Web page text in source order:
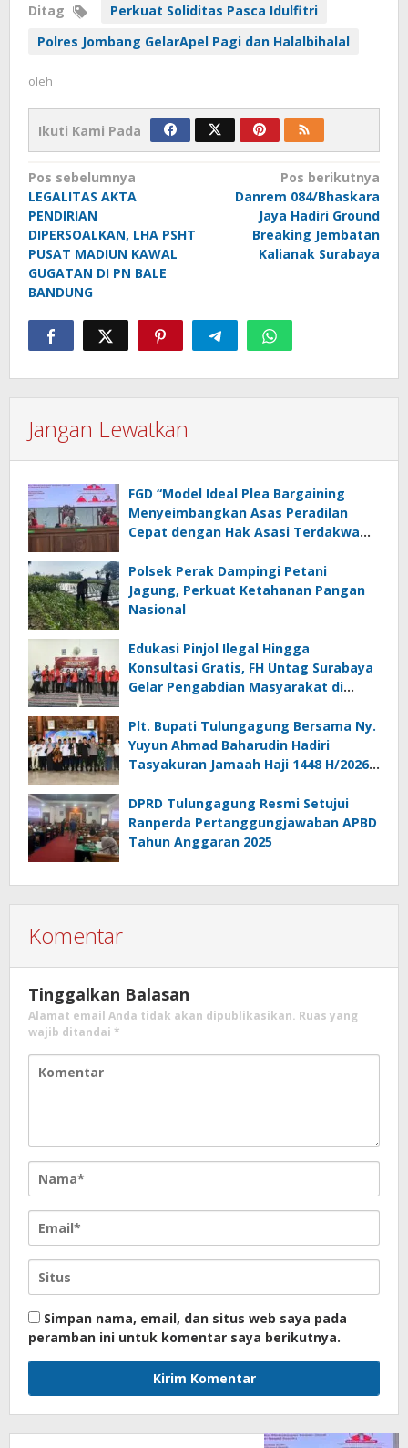
Ditag
Perkuat Soliditas Pasca Idulfitri
Polres Jombang GelarApel Pagi dan Halalbihalal
oleh
Ikuti Kami Pada
Navigasi
pos
Pos sebelumnya
​LEGALITAS AKTA
PENDIRIAN
DIPERSOALKAN, LHA PSHT
PUSAT MADIUN KAWAL
GUGATAN DI PN BALE
BANDUNG
Pos berikutnya
Danrem 084/Bhaskara
Jaya Hadiri Ground
Breaking Jembatan
Kalianak Surabaya
Jangan Lewatkan
FGD “Model Ideal Plea Bargaining
Menyeimbangkan Asas Peradilan
Cepat dengan Hak Asasi Terdakwa
Polsek Perak Dampingi Petani
Jagung, Perkuat Ketahanan Pangan
Nasional
Edukasi Pinjol Ilegal Hingga
Konsultasi Gratis, FH Untag Surabaya
Gelar Pengabdian Masyarakat di
Plt. Bupati Tulungagung Bersama Ny.
Yuyun Ahmad Baharudin Hadiri
Tasyakuran Jamaah Haji 1448 H/2026
DPRD Tulungagung Resmi Setujui
Ranperda Pertanggungjawaban APBD
Tahun Anggaran 2025
Komentar
Tinggalkan Balasan
Alamat email Anda tidak akan dipublikasikan. Ruas yang
wajib ditandai *
Simpan nama, email, dan situs web saya pada
peramban ini untuk komentar saya berikutnya.